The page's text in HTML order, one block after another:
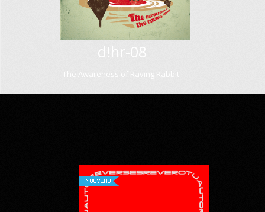
d!hr-08
The Awareness of Raving Rabbit
NOUVEAU